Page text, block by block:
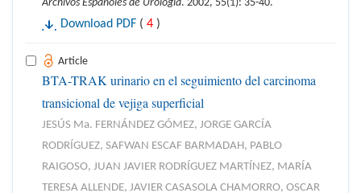
Archivos Españoles de Urología. 2002, 55(1): 35-40.
Download PDF ( 4 )
Article
BTA-TRAK urinario en el seguimiento del carcinoma
transicional de vejiga superficial
JESÚS Ma. FERNÁNDEZ GÓMEZ, JORGE GARCÍA
RODRÍGUEZ, SAFWAN ESCAF BARMADAH, PABLO
RAIGOSO, JUAN JAVIER RODRÍGUEZ MARTÍNEZ, MARÍA
TERESA ALLENDE, JAVIER CASASOLA CHAMORRO, OSCAR